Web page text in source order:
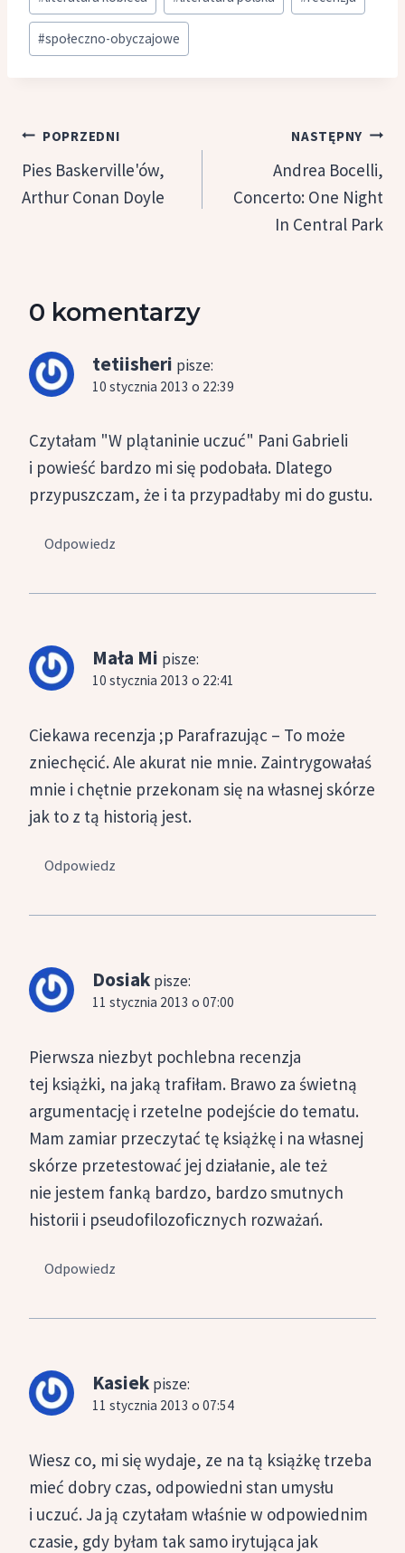
#społeczno-obyczajowe
Nawigacja
wpisu
POPRZEDNI
Pies Baskerville'ów,
Arthur Conan Doyle
NASTĘPNY
Andrea Bocelli,
Concerto: One Night
In Central Park
0 komentarzy
tetiisheri pisze:
10 stycznia 2013 o 22:39
Czytałam "W plątaninie uczuć" Pani Gabrieli
i powieść bardzo mi się podobała. Dlatego
przypuszczam, że i ta przypadłaby mi do gustu.
Odpowiedz
Mała Mi pisze:
10 stycznia 2013 o 22:41
Ciekawa recenzja ;p Parafrazując – To może
zniechęcić. Ale akurat nie mnie. Zaintrygowałaś
mnie i chętnie przekonam się na własnej skórze
jak to z tą historią jest.
Odpowiedz
Dosiak pisze:
11 stycznia 2013 o 07:00
Pierwsza niezbyt pochlebna recenzja
tej książki, na jaką trafiłam. Brawo za świetną
argumentację i rzetelne podejście do tematu.
Mam zamiar przeczytać tę książkę i na własnej
skórze przetestować jej działanie, ale też
nie jestem fanką bardzo, bardzo smutnych
historii i pseudofilozoficznych rozważań.
Odpowiedz
Kasiek pisze:
11 stycznia 2013 o 07:54
Wiesz co, mi się wydaje, ze na tą książkę trzeba
mieć dobry czas, odpowiedni stan umysłu
i uczuć. Ja ją czytałam właśnie w odpowiednim
czasie, gdy byłam tak samo irytująca jak